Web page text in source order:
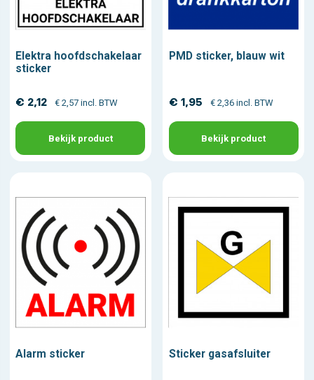
Elektra hoofdschakelaar
sticker
€ 2,12 € 2,57 incl. BTW
Bekijk product
PMD sticker, blauw wit
€ 1,95 € 2,36 incl. BTW
Bekijk product
Alarm sticker Sticker gasafsluiter